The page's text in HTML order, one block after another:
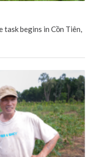
task begins in Cồn Tiên,